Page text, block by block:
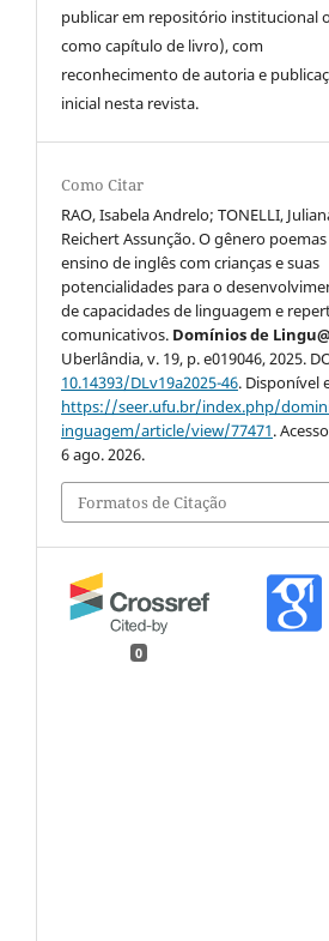
publicar em repositório institucional
como capítulo de livro), com
reconhecimento de autoria e
inicial nesta revista.
Como Citar
RAO, Isabela Andrelo; TONELLI,
Reichert Assunção. O gênero
ensino de inglês com crianças e suas
potencialidades para o
de capacidades de linguagem e
comunicativos. Domínios de
Uberlândia, v. 19, p. e019046, 2025.
10.14393/DLv19a2025-46. Disponível
https://seer.ufu.br/index.php/
inguagem/article/view/77471.
6 ago. 2026.
Formatos de Citação
0